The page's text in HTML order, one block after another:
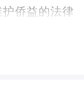
侨益的法律
通过举办培
赛、“侨法七